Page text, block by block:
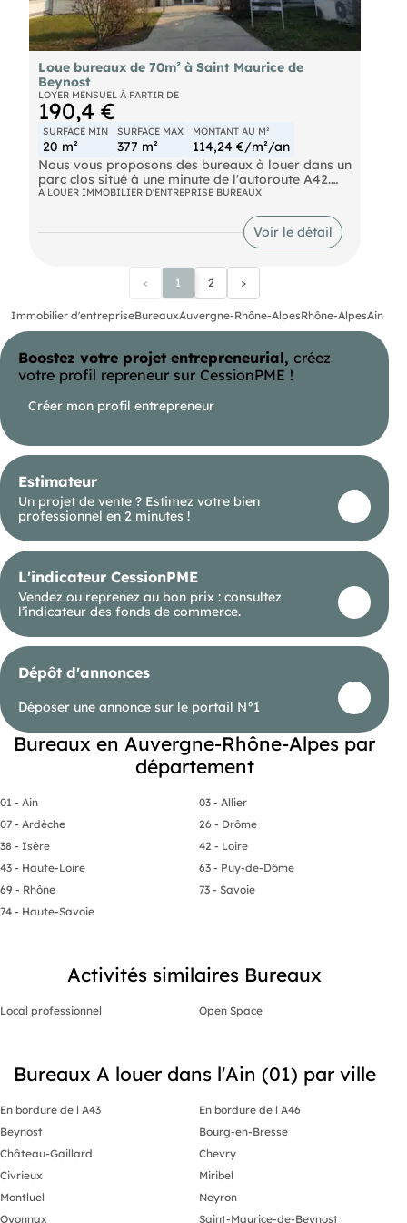
:
(Entreprise individuelle)
RSAC 844.800.292
RCP 59941057
Loue bureaux de 70m² à Saint Maurice de
Beynost
LOYER MENSUEL À PARTIR DE
190,4 €
SURFACE MIN
20 m²
SURFACE MAX
377 m²
MONTANT AU M²
114,24 €/m²/an
Nous vous proposons des bureaux à louer dans un
parc clos situé à une minute de l'autoroute A42.
Ces bureaux proposent de belles prestations, des
parkings. SAINT MAURICE DE BEYNOST -
Bureaux divisibles à partir de 20 m² - A LOUER ;
vous propose des bureaux à louer dans un parc
clos situé à une minute de l'autoroute A42. Ces
bureaux proposent de belles prestations, des
espaces verts et de nombreuses places de
parkings.
SNCF St-Maurice-de-Beynost (France) Autoroute
A432 à proximité
A LOUER IMMOBILIER D'ENTREPRISE BUREAUX
Voir le détail
< 1 2 >
Immobilier d'entrepriseBureauxAuvergne-Rhône-AlpesRhône-AlpesAin
Boostez votre projet entrepreneurial, créez
votre profil repreneur sur CessionPME !
Créer mon profil entrepreneur
Estimateur
Un projet de vente ? Estimez votre bien
professionnel en 2 minutes !
L'indicateur CessionPME
Vendez ou reprenez au bon prix : consultez
l’indicateur des fonds de commerce.
Dépôt d'annonces
Déposer une annonce sur le portail N°1
Bureaux en Auvergne-Rhône-Alpes par
département
01 - Ain
03 - Allier
07 - Ardèche
26 - Drôme
38 - Isère
42 - Loire
43 - Haute-Loire
63 - Puy-de-Dôme
69 - Rhône
73 - Savoie
74 - Haute-Savoie
Activités similaires Bureaux
Local professionnel Open Space
Bureaux A louer dans l'Ain (01) par ville
En bordure de l A43
En bordure de l A46
Beynost
Bourg-en-Bresse
Château-Gaillard
Chevry
Civrieux
Miribel
Montluel
Neyron
Oyonnax
Saint-Maurice-de-Beynost